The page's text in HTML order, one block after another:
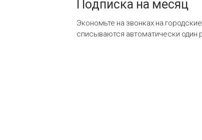
Подписка на месяц
Экономьте на звонках на
списываются автоматически один